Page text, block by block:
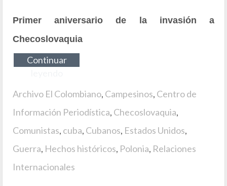
Primer aniversario de la invasión a
Checoslovaquia
Continuar
Archivo El Colombiano, Campesinos, Centro de
Información Periodística, Checoslovaquia,
Comunistas, cuba, Cubanos, Estados Unidos,
Guerra, Hechos históricos, Polonia, Relaciones
Internacionales